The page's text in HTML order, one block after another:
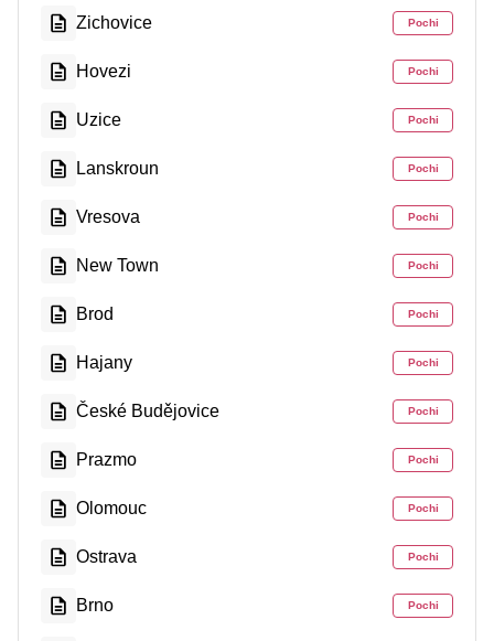
Zichovice Pochi
Hovezi Pochi
Uzice Pochi
Lanskroun Pochi
Vresova Pochi
New Town Pochi
Brod Pochi
Hajany Pochi
České Budějovice Pochi
Prazmo Pochi
Olomouc Pochi
Ostrava Pochi
Brno Pochi